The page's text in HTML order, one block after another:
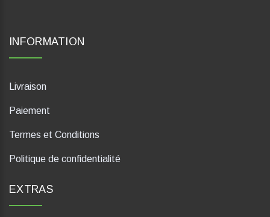
INFORMATION
Livraison
Paiement
Termes et Conditions
Politique de confidentialité
EXTRAS